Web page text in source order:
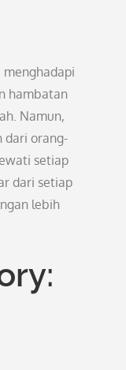
menghadapi
hambatan
Namun,
dari orang-
setiap
dari setiap
lebih